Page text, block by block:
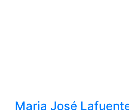
Maria José